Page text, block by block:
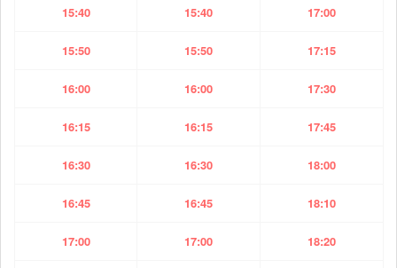
15:40 15:40 17:00
15:50 15:50 17:15
16:00 16:00 17:30
16:15 16:15 17:45
16:30 16:30 18:00
16:45 16:45 18:10
17:00 17:00 18:20